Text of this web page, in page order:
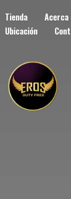
Tienda
Acerca
Ubicación